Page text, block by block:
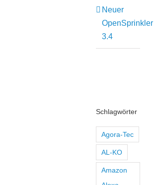
Neuer
OpenSprinkler
3.4
Schlagwörter
Agora-Tec
AL-KO
Amazon